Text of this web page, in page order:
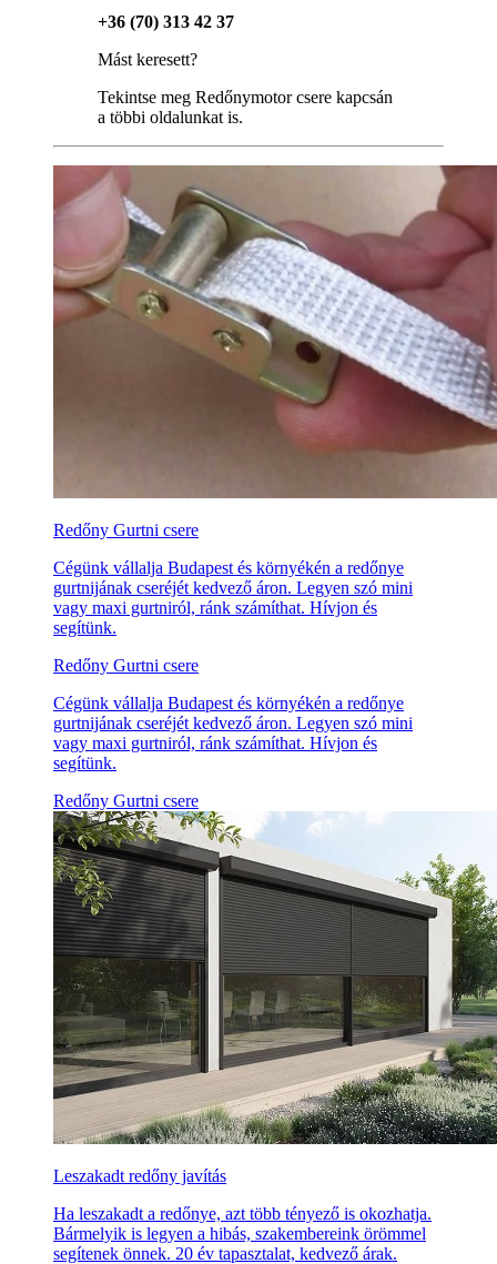
+36 (70) 313 42 37
Mást keresett?
Tekintse meg Redőnymotor csere kapcsán
a többi oldalunkat is.
Redőny Gurtni csere
Cégünk vállalja Budapest és környékén a redőnye
gurtnijának cseréjét kedvező áron. Legyen szó mini
vagy maxi gurtniról, ránk számíthat. Hívjon és
segítünk.
Redőny Gurtni csere
Cégünk vállalja Budapest és környékén a redőnye
gurtnijának cseréjét kedvező áron. Legyen szó mini
vagy maxi gurtniról, ránk számíthat. Hívjon és
segítünk.
Redőny Gurtni csere
Leszakadt redőny javítás
Ha leszakadt a redőnye, azt több tényező is okozhatja.
Bármelyik is legyen a hibás, szakembereink örömmel
segítenek önnek. 20 év tapasztalat, kedvező árak.